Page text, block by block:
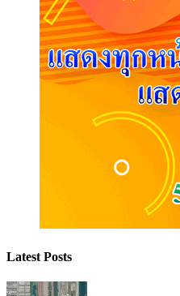
Latest Posts